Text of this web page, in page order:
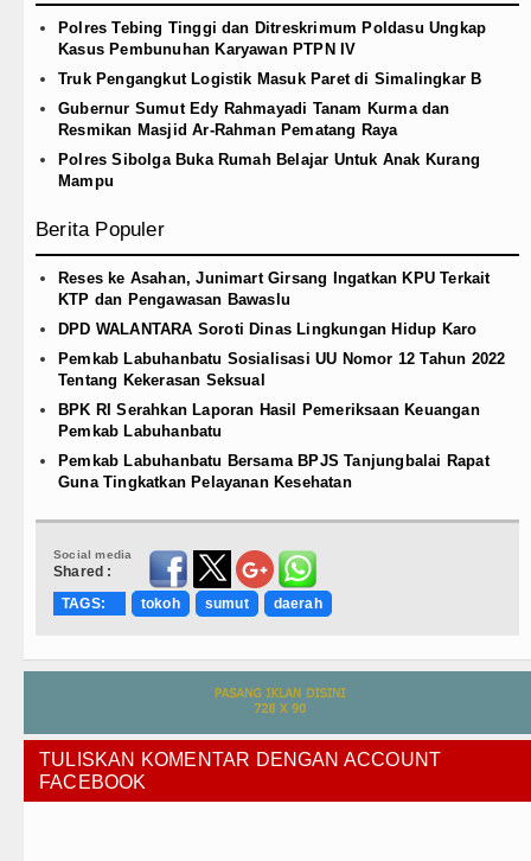
Polres Tebing Tinggi dan Ditreskrimum Poldasu Ungkap
Kasus Pembunuhan Karyawan PTPN IV
Truk Pengangkut Logistik Masuk Paret di Simalingkar B
Gubernur Sumut Edy Rahmayadi Tanam Kurma dan
Resmikan Masjid Ar-Rahman Pematang Raya
Polres Sibolga Buka Rumah Belajar Untuk Anak Kurang
Mampu
Berita Populer
Reses ke Asahan, Junimart Girsang Ingatkan KPU Terkait
KTP dan Pengawasan Bawaslu
DPD WALANTARA Soroti Dinas Lingkungan Hidup Karo
Pemkab Labuhanbatu Sosialisasi UU Nomor 12 Tahun 2022
Tentang Kekerasan Seksual
BPK RI Serahkan Laporan Hasil Pemeriksaan Keuangan
Pemkab Labuhanbatu
Pemkab Labuhanbatu Bersama BPJS Tanjungbalai Rapat
Guna Tingkatkan Pelayanan Kesehatan
Social media
Shared :
TAGS:
tokoh sumut daerah
TULISKAN KOMENTAR DENGAN ACCOUNT
FACEBOOK